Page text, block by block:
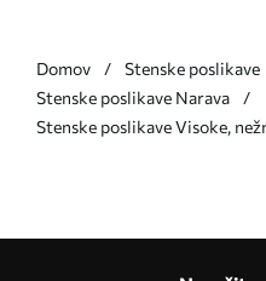
Domov
Stenske poslikave
Stenske poslikave Narava
Stenske poslikave Visoke,
mehkih bež in krem